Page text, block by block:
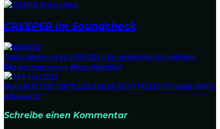
CREEPER im Soundcheck
ZurückSilbermond am 25.08.2023 in der zweiten heißen Runde ihres
Dresden Heimspiels im Alten Schlachthof
WeiterNEXT FEST TOKYO 2023; LINE UP STEHT FAST FEST! Darunter BMTH
& Babymetal
Schreibe einen Kommentar